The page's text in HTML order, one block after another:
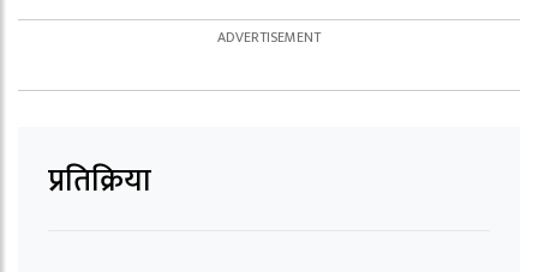
प्रतिक्रिया